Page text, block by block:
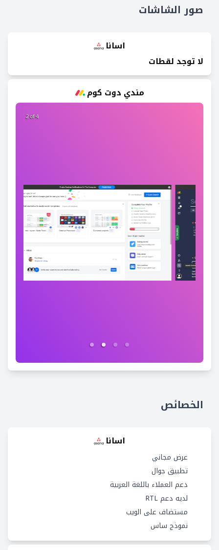
صور الشاشات
اسانا
لا توجد لقطات
مندي دوت كوم
2 of 4
الخصائص
اسانا
عرض مجاني
تطبيق جوال
دعم العملاء باللغة العربية
لديه دعم RTL
مستضاف على الويب
نموذج ساس